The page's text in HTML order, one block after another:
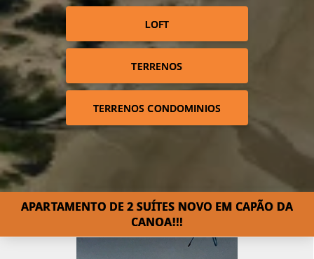
LOFT
TERRENOS
TERRENOS CONDOMINIOS
APARTAMENTO DE 2 SUÍTES NOVO EM CAPÃO DA
CANOA!!!